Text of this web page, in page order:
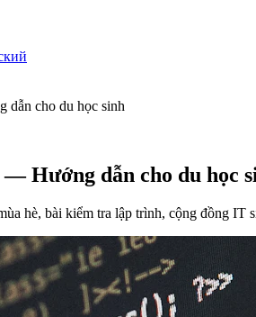
cho du học sinh
Hướng dẫn cho du học
hè, bài kiểm tra lập trình, cộng đồng IT